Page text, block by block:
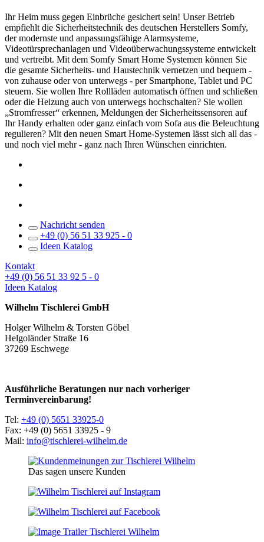
Ihr Heim muss gegen Einbrüche gesichert sein! Unser Betrieb
empfiehlt die Sicherheitstechnik des deutschen Herstellers Somfy,
der modernste und anpassungsfähige Alarmsysteme,
Videotürsprechanlagen und Videoüberwachungssysteme entwickelt
und vertreibt. Mit dem Somfy Smart Home Systemen können Sie
die gesamte Sicherheits- und Haustechnik vernetzen und bequem -
von zuhause oder von unterwegs - per Smartphone, Tablet und PC
steuern. Sie wollen Ihre Rollläden automatisch öffnen und schließen
oder die Heizung auch von unterwegs hochschalten? Sie wollen
„Stromfresser“ erkennen, Meldungen der Sicherheitssensoren auf
Ihr Handy erhalten oder ganz einfach vom Sofa aus die Beleuchtung
regulieren? Mit den neuen Smart Home-Systemen lässt sich all das -
und noch viel mehr - ganz nach Ihren Wünschen einrichten.
Nachricht senden
+49 (0) 56 51 33 925 - 0
Ideen Katalog
Kontakt
+49 (0) 56 51 33 92 5 - 0
Ideen Katalog
Wilhelm Tischlerei GmbH
Holger Wilhelm & Torsten Göbel
Helgoländer Straße 16
37269 Eschwege
Ausführliche Beratungen nur nach vorheriger
Terminvereinbarung!
Tel: +49 (0) 5651 33925-0
Fax: +49 (0) 5651 33925 - 9
Mail: info@tischlerei-wilhelm.de
Das sagen unsere Kunden